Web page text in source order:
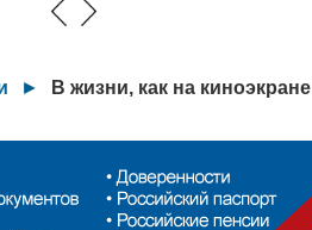
► В жизни, как на киноэкране